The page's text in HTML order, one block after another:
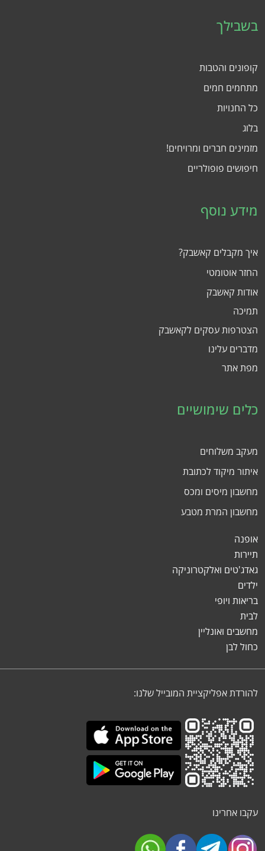
בשבילך
קופונים והטבות
מתחמים חמים
כל החנויות
בלוג
מזמינים חברים ומרויחים!
חיפושים פופולריים
מידע נוסף
איך מקבלים קאשבק?
החזר אוטומטי
אודות קאשבק
תמיכה
הצטרפות עסקים לקאשבק
מדברים עלינו
מפת אתר
כלים שימושיים
מעקב משלוחים
איתור מיקוד לכתובת
מחשבון מיסים ומכס
מחשבון המרת מטבע
אופנה
תיירות
גאדג'טים ואלקטרוניקה
ילדים
בריאות ויופי
לבית
מחשבים ואונליין
כחול לבן
להורדת אפליקציית המובייל שלנו:
עקבו אחרינו